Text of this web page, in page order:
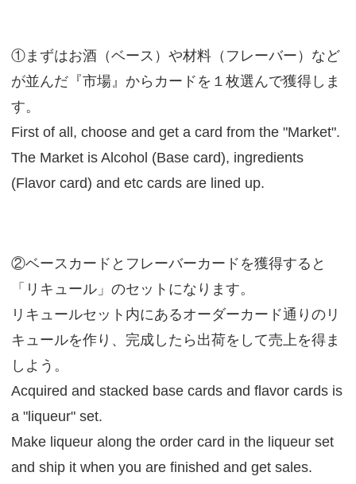
①まずはお酒（ベース）や材料（フレーバー）など
が並んだ『市場』からカードを１枚選んで獲得しま
す。
First of all, choose and get a card from the "Market".
The Market is Alcohol (Base card), ingredients
(Flavor card) and etc cards are lined up.
②ベースカードとフレーバーカードを獲得すると
「リキュール」のセットになります。
リキュールセット内にあるオーダーカード通りのリ
キュールを作り、完成したら出荷をして売上を得ま
しよう。
Acquired and stacked base cards and flavor cards is
a "liqueur" set.
Make liqueur along the order card in the liqueur set
and ship it when you are finished and get sales.